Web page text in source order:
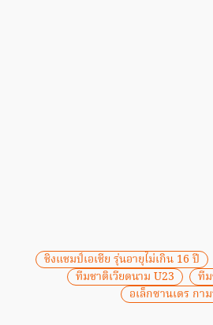
ชิงแชมป์เอเชีย รุ่นอายุไม่เกิน 16 ปี
ทีมชาติเวียดนาม U23
ที
อเล็กซานเดร กา